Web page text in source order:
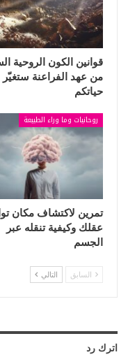
قوانين الكون الروحية
من عهد الفراعنة ستغيّر
حياتكم
روحانيات وما وراء الطبيعة
تمرين لاكتشاف مكان
عقلك وكيفية تنقله عبر
الجسم
السابق التالي
اترك رد